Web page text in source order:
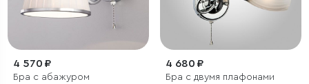
4 570 ₽
Бра с абажуром
4 680 ₽
Бра с двумя плафонами